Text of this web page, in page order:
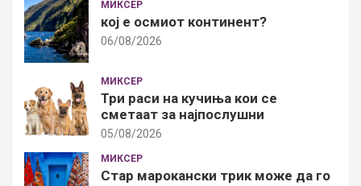
МИКСЕР
кој е осмиот континент?
06/08/2026
МИКСЕР
Три раси на кучиња кои се
сметаат за најпослушни
05/08/2026
МИКСЕР
Стар марокански трик може да го